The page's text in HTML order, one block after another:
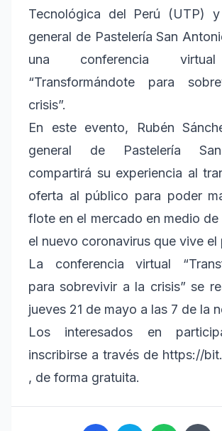
Tecnológica del Perú (UTP)
general de Pastelería San
una conferencia
“Transformándote para
crisis”.
En este evento, Rubén
general de Pastelería
compartirá su experiencia al
oferta al público para poder
flote en el mercado en medio
el nuevo coronavirus que vive el
La conferencia virtual
para sobrevivir a la crisis” se
jueves 21 de mayo a las 7 de la
Los interesados en
inscribirse a través de https://
, de forma gratuita.